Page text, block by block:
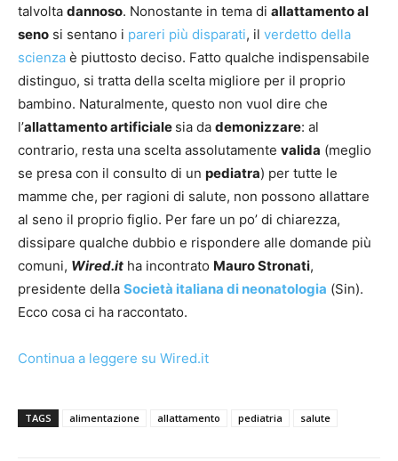
talvolta dannoso. Nonostante in tema di allattamento al
seno si sentano i pareri più disparati, il verdetto della
scienza è piuttosto deciso. Fatto qualche indispensabile
distinguo, si tratta della scelta migliore per il proprio
bambino. Naturalmente, questo non vuol dire che
l’allattamento artificiale sia da demonizzare: al
contrario, resta una scelta assolutamente valida (meglio
se presa con il consulto di un pediatra) per tutte le
mamme che, per ragioni di salute, non possono allattare
al seno il proprio figlio. Per fare un po’ di chiarezza,
dissipare qualche dubbio e rispondere alle domande più
comuni, Wired.it ha incontrato Mauro Stronati,
presidente della Società italiana di neonatologia (Sin).
Ecco cosa ci ha raccontato.
Continua a leggere su Wired.it
TAGS alimentazione allattamento pediatria salute